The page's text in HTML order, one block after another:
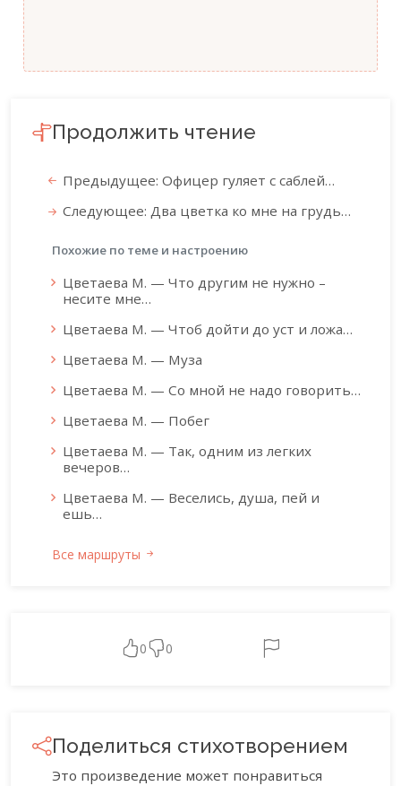
Продолжить чтение
Предыдущее: Офицер гуляет с саблей…
Следующее: Два цветка ко мне на грудь…
Похожие по теме и настроению
Цветаева М. — Что другим не нужно –
несите мне…
Цветаева М. — Чтоб дойти до уст и ложа…
Цветаева М. — Муза
Цветаева М. — Со мной не надо говорить…
Цветаева М. — Побег
Цветаева М. — Так, одним из легких
вечеров…
Цветаева М. — Веселись, душа, пей и
ешь…
Все маршруты
0 0
Поделиться стихотворением
Это произведение может понравиться